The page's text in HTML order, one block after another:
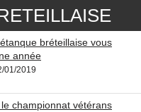
bréteillaise vous
année
01/2019
championnat vétérans